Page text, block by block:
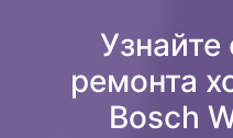
ремонта
Bosch